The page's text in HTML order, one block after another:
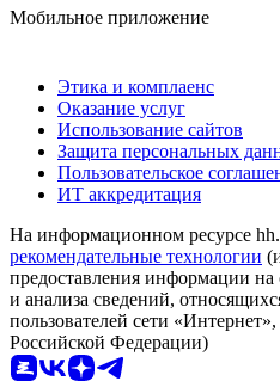
Мобильное приложение
Этика и комплаенс
Оказание услуг
Использование сайтов
Защита персональных
Пользовательское
ИТ аккредитация
На информационном ресурсе
рекомендательные технологии
предоставления информации на
и анализа сведений,
пользователей сети
Российской Федерации)